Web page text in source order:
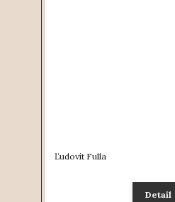
Ľudovít Fulla
Detail